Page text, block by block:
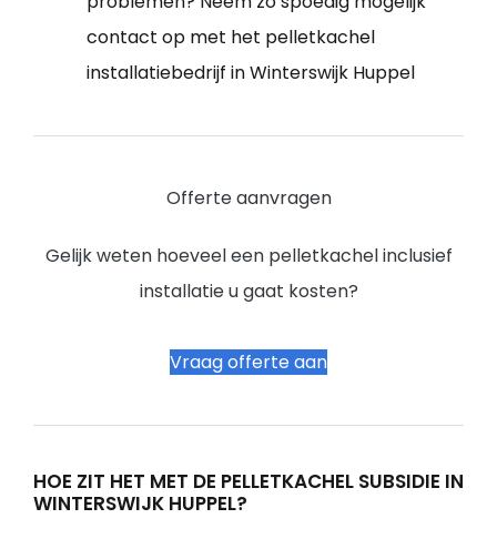
contact op met het pelletkachel
installatiebedrijf in Winterswijk Huppel
Offerte aanvragen
Gelijk weten hoeveel een pelletkachel inclusief
installatie u gaat kosten?
Vraag offerte aan
HOE ZIT HET MET DE PELLETKACHEL SUBSIDIE IN
WINTERSWIJK HUPPEL?